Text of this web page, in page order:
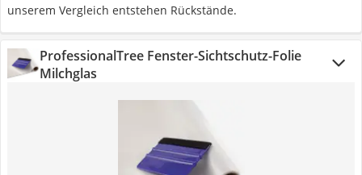
unserem Vergleich entstehen Rückstände.
ProfessionalTree Fenster-Sichtschutz-Folie
Milchglas